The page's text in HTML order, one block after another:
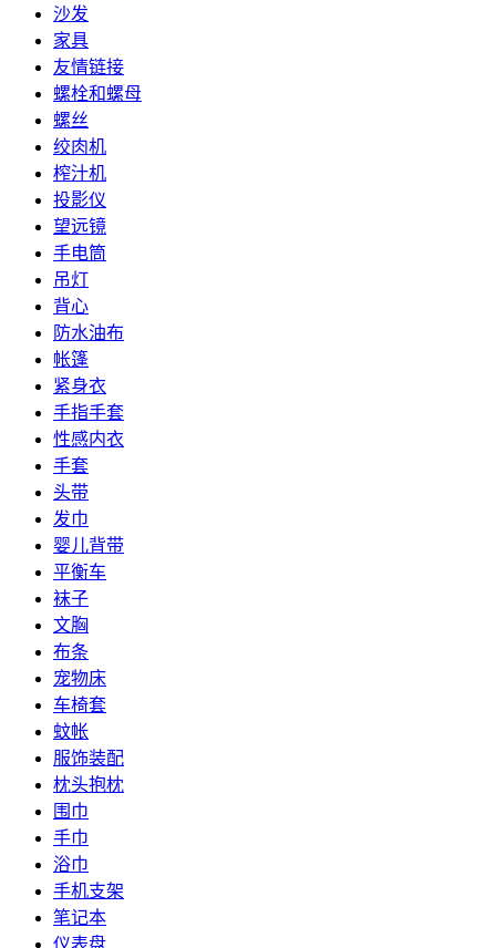
沙发
家具
友情链接
螺栓和螺母
螺丝
绞肉机
榨汁机
投影仪
望远镜
手电筒
吊灯
背心
防水油布
帐篷
紧身衣
手指手套
性感内衣
手套
头带
发巾
婴儿背带
平衡车
袜子
文胸
布条
宠物床
车椅套
蚊帐
服饰装配
枕头抱枕
围巾
手巾
浴巾
手机支架
笔记本